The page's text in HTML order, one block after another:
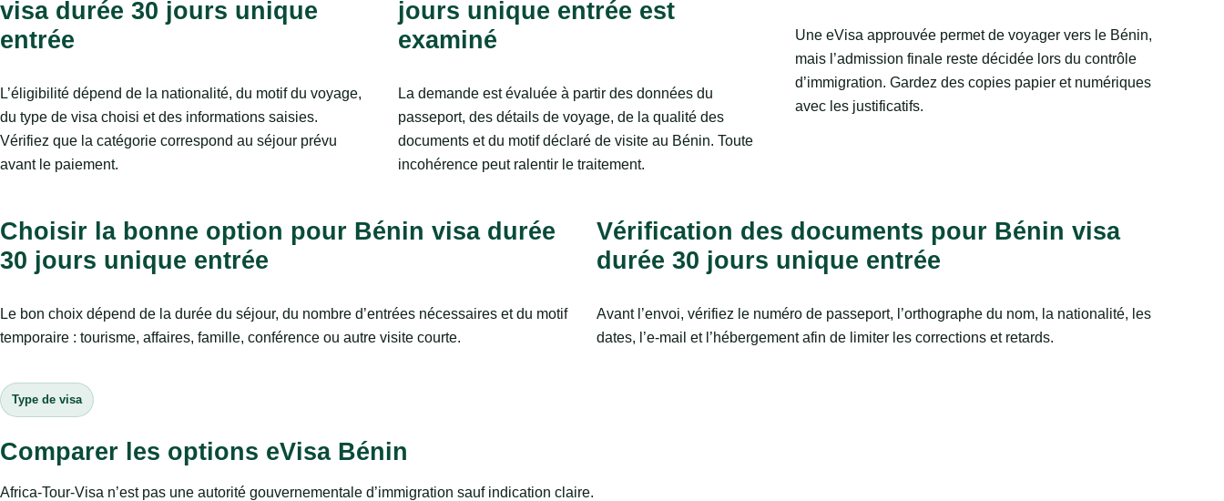
visa durée 30 jours unique
entrée
L’éligibilité dépend de la nationalité, du motif du voyage,
du type de visa choisi et des informations saisies.
Vérifiez que la catégorie correspond au séjour prévu
avant le paiement.
jours unique entrée est
examiné
La demande est évaluée à partir des données du
passeport, des détails de voyage, de la qualité des
documents et du motif déclaré de visite au Bénin. Toute
incohérence peut ralentir le traitement.
Une eVisa approuvée permet de voyager vers le Bénin,
mais l’admission finale reste décidée lors du contrôle
d’immigration. Gardez des copies papier et numériques
avec les justificatifs.
Choisir la bonne option pour Bénin visa durée
30 jours unique entrée
Le bon choix dépend de la durée du séjour, du nombre d’entrées nécessaires et du motif
temporaire : tourisme, affaires, famille, conférence ou autre visite courte.
Vérification des documents pour Bénin visa
durée 30 jours unique entrée
Avant l’envoi, vérifiez le numéro de passeport, l’orthographe du nom, la nationalité, les
dates, l’e-mail et l’hébergement afin de limiter les corrections et retards.
Type de visa
Comparer les options eVisa Bénin
Africa-Tour-Visa n’est pas une autorité gouvernementale d’immigration sauf indication claire.